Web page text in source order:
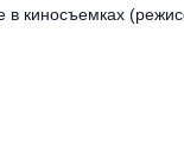
киносъемках